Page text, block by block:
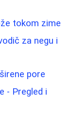
tokom zime
za negu i
pore
- Pregled i